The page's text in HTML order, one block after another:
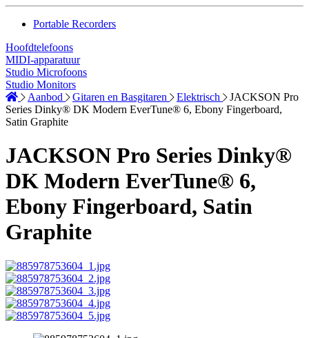
Portable Recorders
Hoofdtelefoons
MIDI-apparatuur
Studio Microfoons
Studio Monitors
Aanbod
Gitaren en Basgitaren Elektrisch
JACKSON Pro
Series Dinky® DK Modern EverTune® 6, Ebony Fingerboard,
Satin Graphite
JACKSON Pro Series Dinky®
DK Modern EverTune® 6,
Ebony Fingerboard, Satin
Graphite